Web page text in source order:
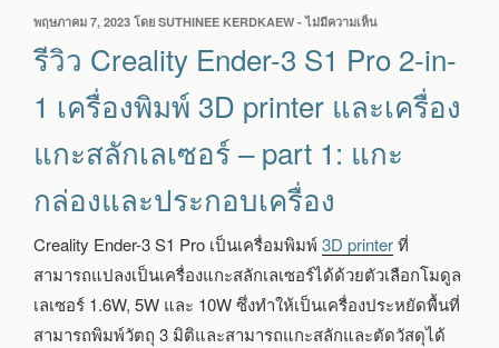
เขียน
วัน
ที่
พฤษภาคม 7, 2023 โดย SUTHINEE KERDKAEW -ไม่มีความเห็น
CREALITY
ENDER-
3
PRO
2-
เครื่องพิมพ์
3D
PRINTER
แกะ
รีวิว Creality Ender-3 S1 Pro 2-in-
1 เครื่องพิมพ์ 3D printer และเครื่อง
แกะสลักเลเซอร์ – part 1: แกะ
กล่องและประกอบเครื่อง
Creality Ender-3 S1 Pro เป็นเครื่อมพิมพ์3D printerที่
สามารถแปลงเป็นเครื่องแกะสลักเลเซอร์ได้ด้วยตัวเลือกโมดูล
เลเซอร์ 1.6W, 5W และ 10W ซึ่งทำให้เป็นเครื่องประหยัดพื้นที่
สามารถพิมพ์วัตถุ 3 มิติและสามารถแกะสลักและตัดวัสดุได้